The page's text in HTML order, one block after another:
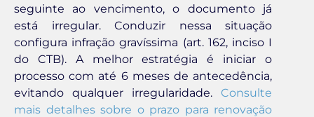
seguinte ao vencimento, o documento já
está irregular. Conduzir nessa situação
configura infração gravíssima (art. 162, inciso I
do CTB). A melhor estratégia é iniciar o
processo com até 6 meses de antecedência,
evitando qualquer irregularidade. Consulte
mais detalhes sobre o prazo para renovação